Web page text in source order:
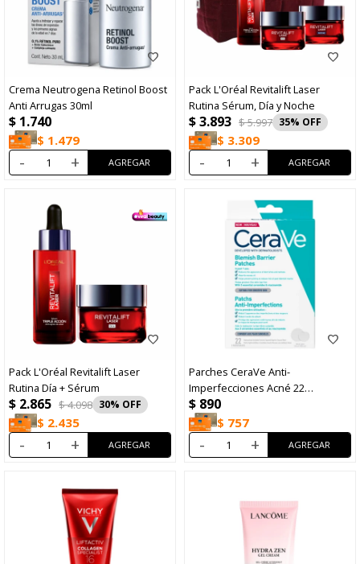
Crema Neutrogena Retinol Boost
Anti Arrugas 30ml
$ 1.740
$ 1.479
- +
Pack L'Oréal Revitalift Laser
Rutina Sérum, Día y Noche
$3.893 $5.997 35
$ 3.309
- +
Pack L'Oréal Revitalift Laser
Rutina Día + Sérum
$ 2.865 $4.098 30
$ 2.435
- +
Parches CeraVe Anti-
Imperfecciones Acné 22
Unidades
$ 890
$ 757
- +